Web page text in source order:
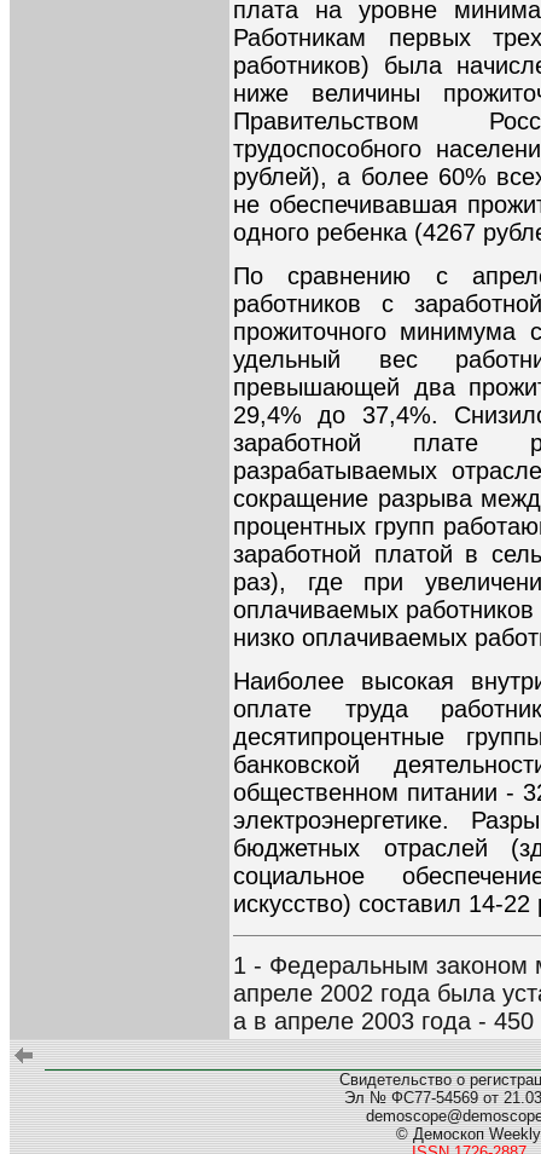
плата на уровне
Работникам первых
работников) была
ниже величины
Правительством
трудоспособного
рублей), а более 60%
не обеспечивавшая
одного ребенка (4267
По сравнению с
работников с
прожиточного минимума
удельный вес
превышающей два
29,4% до 37,4%.
заработной плате
разрабатываемых
сокращение разрыва
процентных групп
заработной платой в
раз), где при
оплачиваемых
низко оплачиваемых
Наиболее высокая
оплате труда
десятипроцентные
банковской
общественном питании -
электроэнергетике.
бюджетных отраслей
социальное
искусство) составил 14-22
1 - Федеральным законом
апреле 2002 года была
а в апреле 2003 года - 450
Свидетельство о
Эл № ФС77-54569 от
© Демоскоп Weekly